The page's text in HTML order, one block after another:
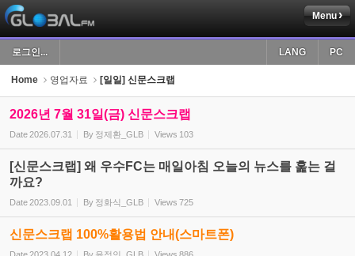
Menu
로그인... PC
LANG
Home 영업자료 [일일] 신문스크랩
2026년 7월 31일(금) 신문스크랩
Date2026.07.31 By 정제환_GLB Views 103
[신문스크랩] 왜 우수FC는 매일아침 오늘의 뉴스를 훑는 걸
까요?
Date2023.09.01 By 정화식_GLB Views 725
신문스크랩 100%활용법 안내(스마트폰)
Sketchbook5, 스케치북5
Sketchbook5, 스케치북5